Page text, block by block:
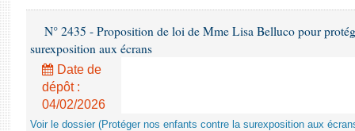
N° 2435 - Proposition de loi de Mme Lisa Belluco pour
surexposition aux écrans
Date de
dépôt :
04/02/2026
Voir le dossier (Protéger nos enfants contre la surexposition aux